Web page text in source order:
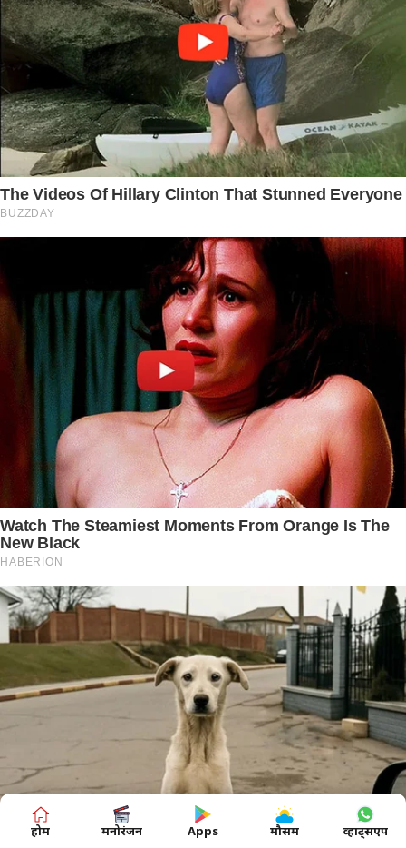
होम मनोरंजन Apps मौसम व्हाट्सएप